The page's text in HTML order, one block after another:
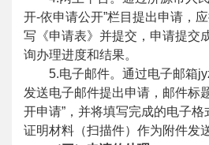
开-依申请公开”栏目提出申请，
写《申请表》并提交，申请提交
询办理进度和结果。
5.电子邮件。通过电子邮箱
发送电子邮件提出申请，邮件标
开申请”，并将填写完成的电子
证明材料（扫描件）作为附件发送